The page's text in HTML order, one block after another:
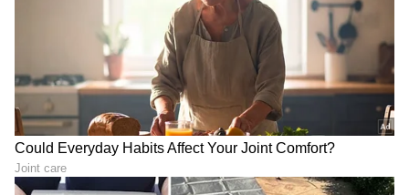
Shivamogga - 300 ಕೋಟಿ
ವೆಚ್ಚದಲ್ಲಿ 7 ಕಡೆ ರೈಲ್ವೆ ಮೇಲ್ಸೇತುವೆ
- ಸಂಸದ ರಾಘವೇಂದ್ರ
ನಾಳೆಯಿಂದ ವಿದ್ಯಾರ್ಥಿ ಬಸ್
ಪಾಸ್ ಹಣ ಮರುಪಾವತಿ ಅರ್ಜಿ
ಪ್ರಕ್ರಿಯೆ ಆರಂಭ, ಆ್ಯಪ್ಲಿಕೇಶನ್
ಸಲ್ಲಿಕೆ ಹೇಗೆ?
LATEST VIDEOS
"ರಾಜಕೀಯ ಬೇಡ, ಸಿನಿಮಾನೇ ಪ್ರಾಣ":
ಕನಕೋತ್ಸವದಲ್ಲಿ ರಿಷಬ್ ಶೆಟ್ಟಿ | Rishab
Shetty speech | Suvarna News